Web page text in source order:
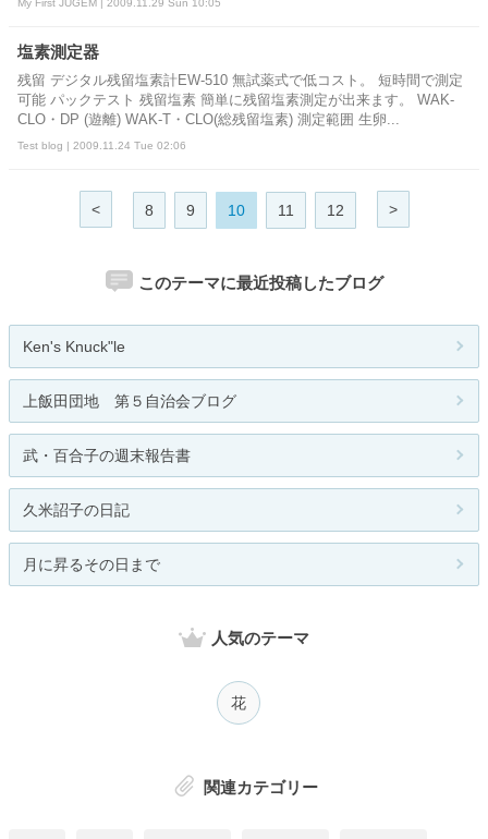
塩素測定器
残留 デジタル残留塩素計EW-510 無試薬式で低コスト。 短時間で測定
可能 パックテスト 残留塩素 簡単に残留塩素測定が出来ます。 WAK-
CLO・DP (遊離) WAK-T・CLO(総残留塩素) 測定範囲 生卵...
Test blog | 2009.11.24 Tue 02:06
< 8 9 10 11 12 >
このテーマに最近投稿したブログ
Ken's Knuck"le
上飯田団地 第５自治会ブログ
武・百合子の週末報告書
久米詔子の日記
月に昇るその日まで
人気のテーマ
花
関連カテゴリー